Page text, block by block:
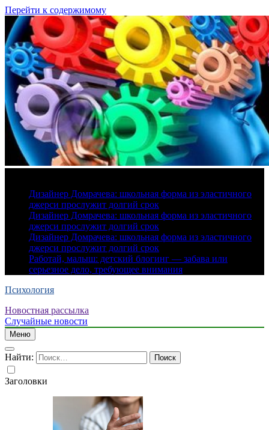
Перейти к содержимому
Дизайнер Домрачева: школьная форма из эластичного
джерси прослужит долгий срок
Дизайнер Домрачева: школьная форма из эластичного
джерси прослужит долгий срок
Дизайнер Домрачева: школьная форма из эластичного
джерси прослужит долгий срок
Работай, малыш: детский блогинг — забава или
серьезное дело, требующее внимания
Психология
Новостная рассылка
Случайные новости
Меню
Найти:
Заголовки